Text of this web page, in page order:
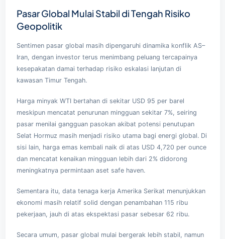
Pasar Global Mulai Stabil di Tengah Risiko
Geopolitik
Sentimen pasar global masih dipengaruhi dinamika konflik AS–
Iran, dengan investor terus menimbang peluang tercapainya
kesepakatan damai terhadap risiko eskalasi lanjutan di
kawasan Timur Tengah.
Harga minyak WTI bertahan di sekitar USD 95 per barel
meskipun mencatat penurunan mingguan sekitar 7%, seiring
pasar menilai gangguan pasokan akibat potensi penutupan
Selat Hormuz masih menjadi risiko utama bagi energi global. Di
sisi lain, harga emas kembali naik di atas USD 4,720 per ounce
dan mencatat kenaikan mingguan lebih dari 2% didorong
meningkatnya permintaan aset safe haven.
Sementara itu, data tenaga kerja Amerika Serikat menunjukkan
ekonomi masih relatif solid dengan penambahan 115 ribu
pekerjaan, jauh di atas ekspektasi pasar sebesar 62 ribu.
Secara umum, pasar global mulai bergerak lebih stabil, namun